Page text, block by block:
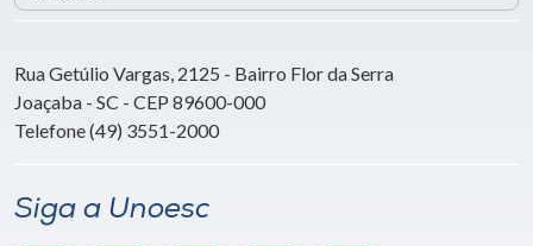
Rua Getúlio Vargas, 2125 - Bairro Flor da Serra
Joaçaba - SC - CEP 89600-000
Telefone (49) 3551-2000
Siga a Unoesc